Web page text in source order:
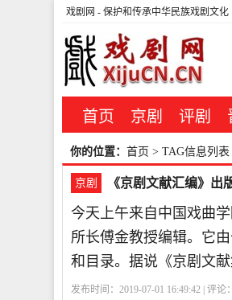
戏剧网 - 保护和传承中华民族戏剧文化
首页 京剧 评剧
你的位置： 首页 > TAG信息列
京剧 《京剧文献汇编》出
今天上午来自中国戏曲
所长傅金教授编辑。它
和目录。据说《京剧文献
发布时间：2019-07-01 16:49:42 | 评论：